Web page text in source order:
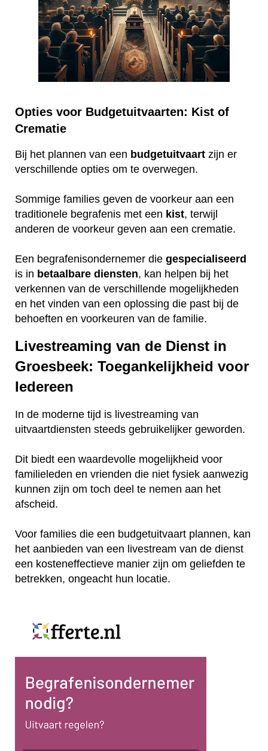
Opties voor Budgetuitvaarten: Kist of
Crematie
Bij het plannen van een budgetuitvaart zijn er
verschillende opties om te overwegen.
Sommige families geven de voorkeur aan een
traditionele begrafenis met een kist, terwijl
anderen de voorkeur geven aan een crematie.
Een begrafenisondernemer die gespecialiseerd
is in betaalbare diensten, kan helpen bij het
verkennen van de verschillende mogelijkheden
en het vinden van een oplossing die past bij de
behoeften en voorkeuren van de familie.
Livestreaming van de Dienst in
Groesbeek: Toegankelijkheid voor
Iedereen
In de moderne tijd is livestreaming van
uitvaartdiensten steeds gebruikelijker geworden.
Dit biedt een waardevolle mogelijkheid voor
familieleden en vrienden die niet fysiek aanwezig
kunnen zijn om toch deel te nemen aan het
afscheid.
Voor families die een budgetuitvaart plannen, kan
het aanbieden van een livestream van de dienst
een kosteneffectieve manier zijn om geliefden te
betrekken, ongeacht hun locatie.